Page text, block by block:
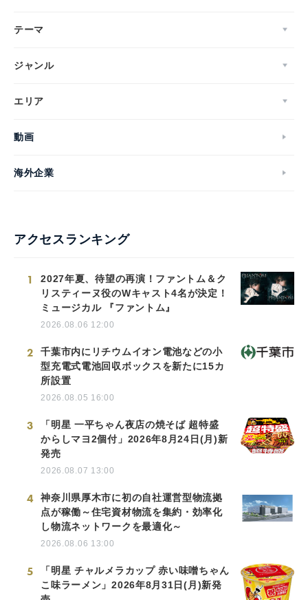
テーマ
ジャンル
エリア
動画
海外企業
アクセスランキング
1
2027年夏、待望の再演！ファントム＆ク
リスティーヌ役のWキャスト4名が決定！
ミュージカル 『ファントム』
2026.08.06 12:00
2
千葉市内にリチウムイオン電池などの小
型充電式電池回収ボックスを新たに15カ
所設置
2026.08.05 16:00
3
「明星 一平ちゃん夜店の焼そば 超特盛
からしマヨ2個付」2026年8月24日(月)新
発売
2026.08.07 13:00
4
神奈川県厚木市に初の自社運営型物流拠
点が稼働～住宅資材物流を集約・効率化
し物流ネットワークを最適化～
2026.08.06 13:00
5
「明星 チャルメラカップ 赤い味噌ちゃん
こ味ラーメン」2026年8月31日(月)新発